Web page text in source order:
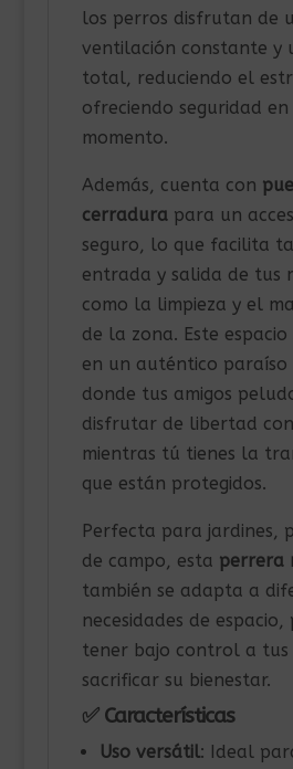
los perros disfrutan de
ventilación constante y
total, reduciendo el
ofreciendo seguridad
momento.
Además, cuenta con
cerradurapara un
seguro, lo que facilita
entrada y salida de tus
como la limpieza y el
de la zona. Este
en un auténtico paraíso
donde tus amigos
disfrutar de libertad
mientras tú tienes la
que están protegidos.
Perfecta para jardines,
de campo, esta perrera
también se adapta a
necesidades de
tener bajo control a tus
sacrificar su bienestar.
✅ Características
Uso versátil: Ideal